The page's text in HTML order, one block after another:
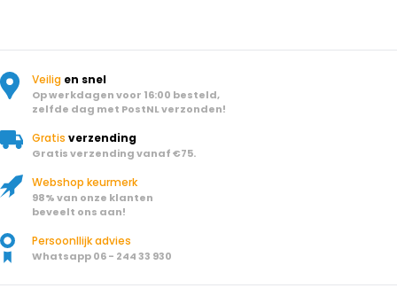
Veilig en snel
Op werkdagen voor 16:00 besteld,
zelfde dag met PostNL verzonden!
Gratis verzending
Gratis verzending vanaf €75.
Webshop keurmerk
98% van onze klanten
beveelt ons aan!
Persoonllijk advies
Whatsapp 06 - 244 33 930